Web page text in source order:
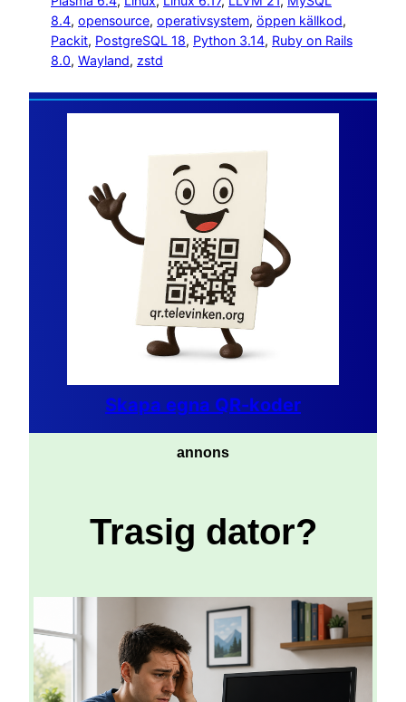
8.4, opensource, operativsystem, öppen källkod
Packit, PostgreSQL 18, Python 3.14, Ruby on Rails
8.0, Wayland, zstd
Skapa egna QR-koder
annons
Trasig dator?